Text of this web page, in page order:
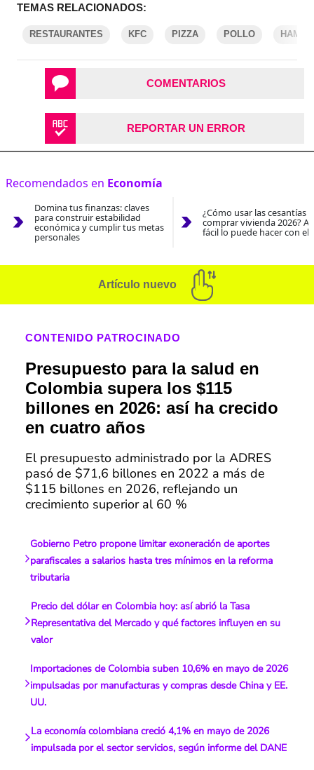
TEMAS RELACIONADOS:
RESTAURANTES KFC PIZZA POLLO
COMENTARIOS
REPORTAR UN ERROR
Recomendados en Economía
Domina tus finanzas: claves
para construir estabilidad
económica y cumplir tus metas
personales
¿Cómo usar las cesantías
comprar vivienda 2026?
fácil lo puede hacer con el
Artículo nuevo
CONTENIDO PATROCINADO
Presupuesto para la salud en
Colombia supera los $115
billones en 2026: así ha crecido
en cuatro años
El presupuesto administrado por la ADRES
pasó de $71,6 billones en 2022 a más de
$115 billones en 2026, reflejando un
crecimiento superior al 60 %
Gobierno Petro propone limitar exoneración de aportes
parafiscales a salarios hasta tres mínimos en la reforma
tributaria
Precio del dólar en Colombia hoy: así abrió la Tasa
Representativa del Mercado y qué factores influyen en su
valor
Importaciones de Colombia suben 10,6% en mayo de 2026
impulsadas por manufacturas y compras desde China y EE.
UU.
La economía colombiana creció 4,1% en mayo de 2026
impulsada por el sector servicios, según informe del DANE